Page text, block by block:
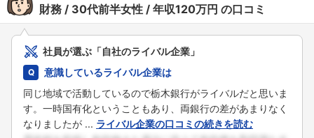
財務 30代前半女性 年収120万円 の口コミ
社員が選ぶ「自社のライバル企業」
意識しているライバル企業は
同じ地域で活動しているので栃木銀行がライバルだと思いま
す。一時国有化ということもあり、両銀行の差があまりなく
なりましたが ... ライバル企業の口コミの続きを読む